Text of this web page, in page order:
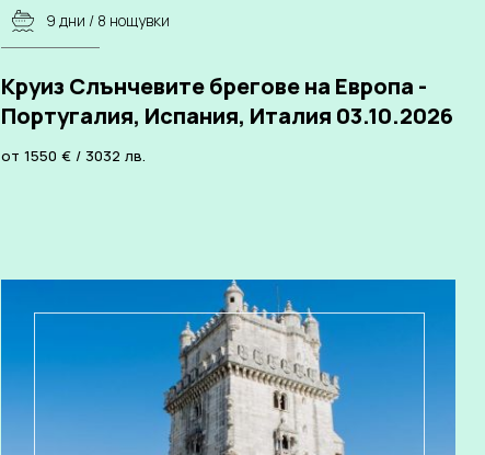
9 дни / 8 нощувки
Круиз Слънчевите брегове на Европа -
Португалия, Испания, Италия 03.10.2026
от 1550 € / 3032 лв.